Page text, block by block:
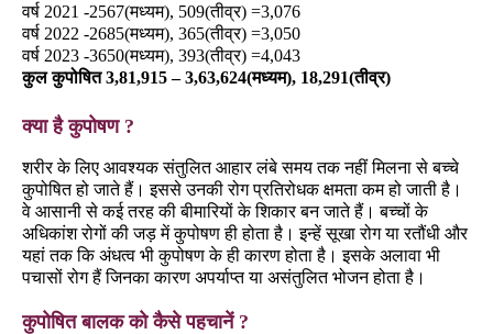
वर्ष 2021 -2567(मध्यम), 509(तीव्र) =3,076
वर्ष 2022 -2685(मध्यम), 365(तीव्र) =3,050
वर्ष 2023 -3650(मध्यम), 393(तीव्र) =4,043
कुल कुपोषित 3,81,915 – 3,63,624(मध्यम), 18,291(तीव्र)
क्या है कुपोषण ?
शरीर के लिए आवश्यक संतुलित आहार लंबे समय तक नहीं मिलना से बच्चे
कुपोषित हो जाते हैं। इससे उनकी रोग प्रतिरोधक क्षमता कम हो जाती है।
वे आसानी से कई तरह की बीमारियों के शिकार बन जाते हैं। बच्चों के
अधिकांश रोगों की जड़ में कुपोषण ही होता है। इन्हें सूखा रोग या रतौंधी और
यहां तक कि अंधत्व भी कुपोषण के ही कारण होता है। इसके अलावा भी
पचासों रोग हैं जिनका कारण अपर्याप्त या असंतुलित भोजन होता है।
कुपोषित बालक को कैसे पहचानें ?